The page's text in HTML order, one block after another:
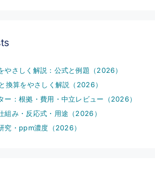
やさしく解説：公式と例題（2026）
換算をやさしく解説（2026）
ー：根拠・費用・中立レビュー（2026）
組み・反応式・用途（2026）
究・ppm濃度（2026）